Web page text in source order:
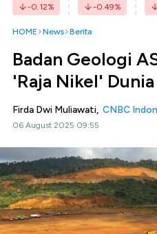
-0.12% -0.49%
HOME News Berita
Badan Geologi
'Raja Nikel' Dunia
Firda Dwi Muliawati, CNBC
06 August 2025 09:55